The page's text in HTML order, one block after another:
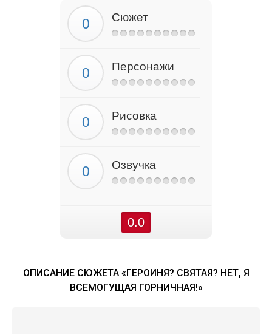
Сюжет
Персонажи
Рисовка
Озвучка
0.0
ОПИСАНИЕ СЮЖЕТА «ГЕРОИНЯ? СВЯТАЯ? НЕТ, Я
ВСЕМОГУЩАЯ ГОРНИЧНАЯ!»